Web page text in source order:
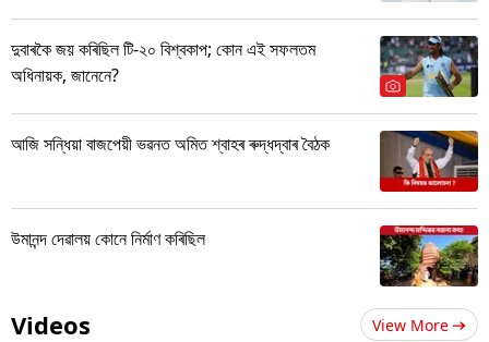
দুবাৰকৈ জয় কৰিছিল টি-২০ বিশ্বকাপ; কোন এই সফলতম
অধিনায়ক, জানেনে?
আজি সন্ধিয়া বাজপেয়ী ভৱনত অমিত শ্বাহৰ ৰুদ্ধদ্বাৰ বৈঠক
উমানন্দ দেৱালয় কোনে নিৰ্মাণ কৰিছিল
Videos View More